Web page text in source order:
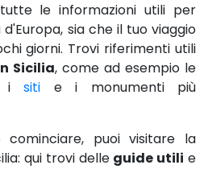
le informazioni utili per
sia che il tuo viaggio
giorni. Trovi riferimenti utili
Sicilia, come ad esempio le
isiti e i monumenti più
puoi visitare la
qui trovi delle guide utili e